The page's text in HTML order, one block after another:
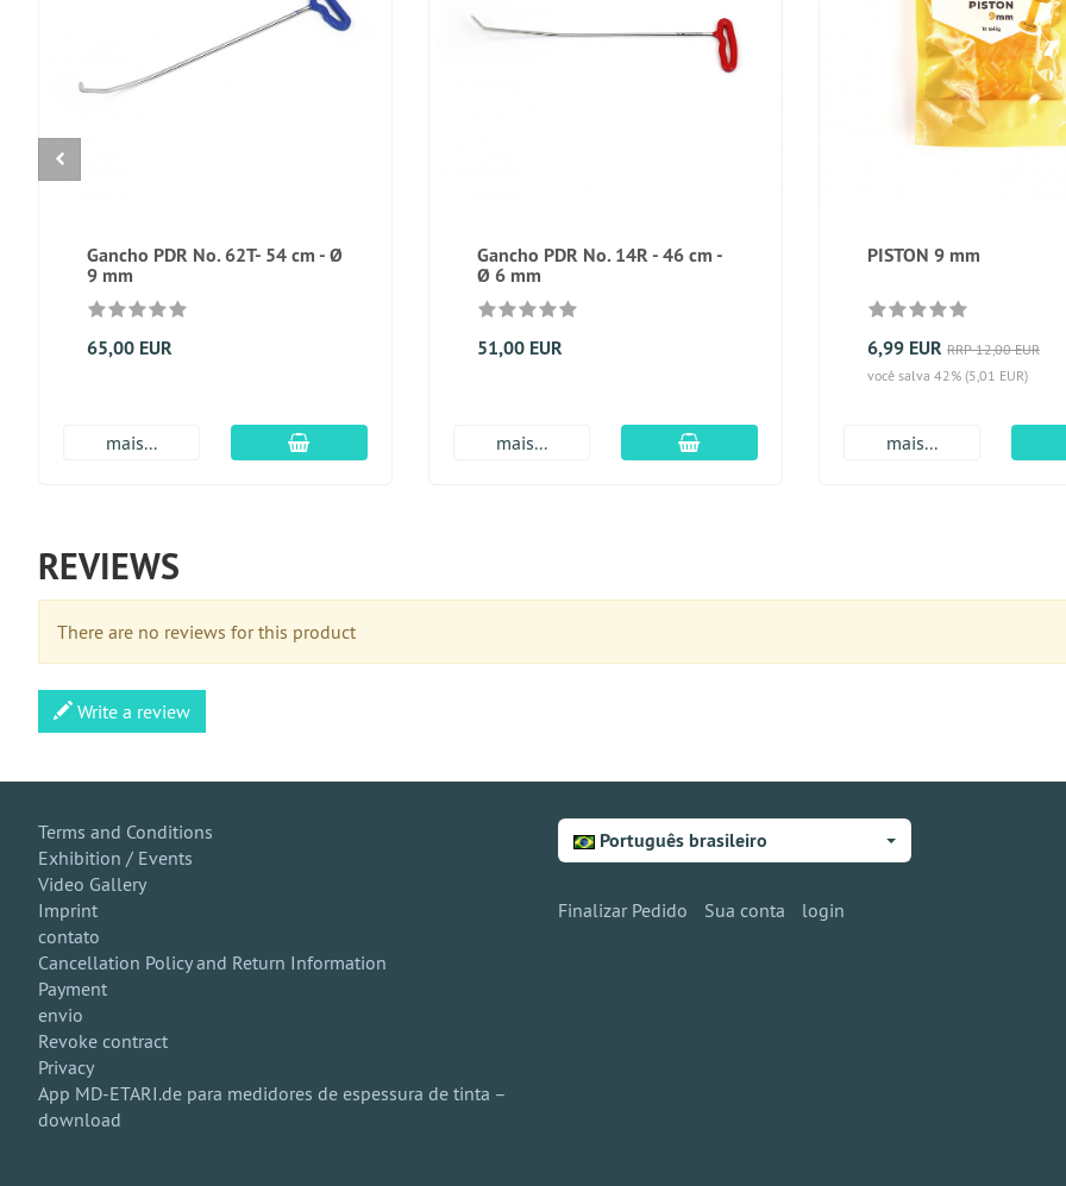
Gancho PDR No. 62T- 54 cm - Ø
9 mm
65,00 EUR
mais... Adicionar ao carrinho
Gancho PDR No. 14R - 46 cm -
Ø 6 mm
51,00 EUR
mais... Adicionar ao carrinho
PISTON 9 mm
6,99 EUR RRP 12,00 EUR
você salva 42% (5,01 EUR)
mais...
REVIEWS
There are no reviews for this product
Write a review
Terms and Conditions
Exhibition / Events
Video Gallery
Imprint
contato
Cancellation Policy and Return Information
Payment
envio
Revoke contract
Privacy
App MD-ETARI.de para medidores de espessura de tinta –
download
Português brasileiro
Finalizar Pedido Sua conta login